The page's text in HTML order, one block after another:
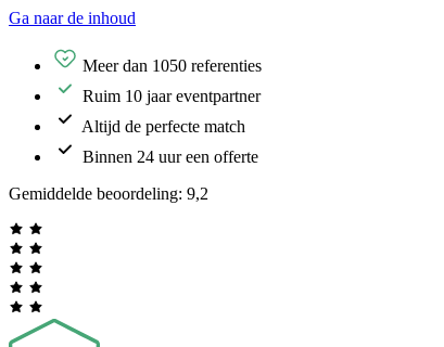
Ga naar de inhoud
Meer dan 1050 referenties
Ruim 10 jaar eventpartner
Altijd de perfecte match
Binnen 24 uur een offerte
Gemiddelde beoordeling: 9,2